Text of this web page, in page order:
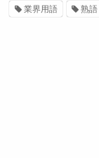
業界用語 熟語